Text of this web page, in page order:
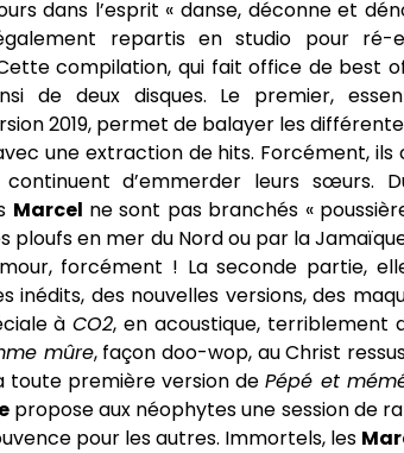
dans l’esprit « danse, déconne et
repartis en studio pour ré-
compilation, qui fait office de best
de deux disques. Le premier,
2019, permet de balayer les
une extraction de hits. Forcément,
d’emmerder leurs sœurs.
Marcel ne sont pas branchés «
ploufs en mer du Nord ou par la
forcément ! La seconde partie,
inédits, des nouvelles versions, des
àCO2, en acoustique, terriblement
mûre, façon doo-wop, au Christ
toute première version dePépé et
propose aux néophytes une session de
pour les autres. Immortels, les